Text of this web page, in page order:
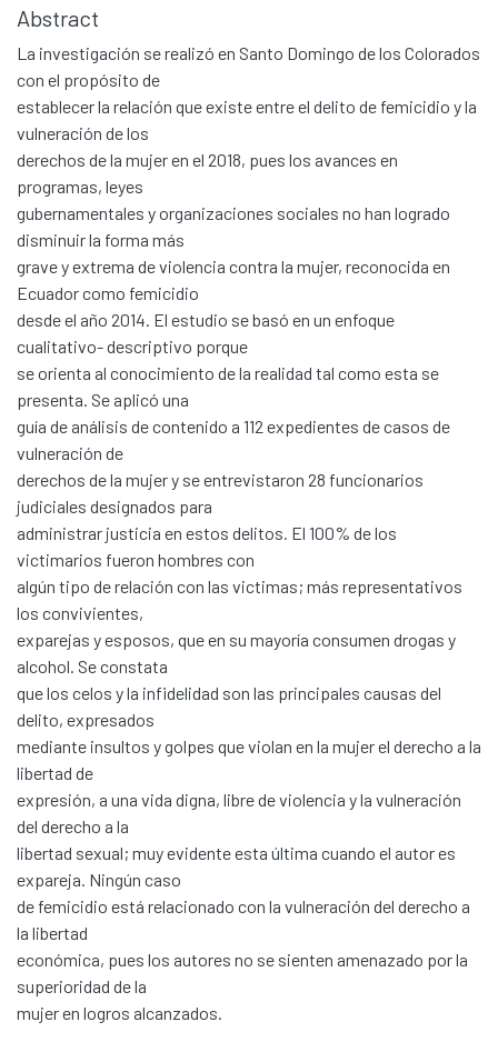
Communities & Collections
All of DSpace
Statistics
Contacto
Abstract
La investigación se realizó en Santo Domingo de los Colorados
con el propósito de
establecer la relación que existe entre el delito de femicidio y la
vulneración de los
derechos de la mujer en el 2018, pues los avances en
programas, leyes
gubernamentales y organizaciones sociales no han logrado
disminuir la forma más
grave y extrema de violencia contra la mujer, reconocida en
Ecuador como femicidio
desde el año 2014. El estudio se basó en un enfoque
cualitativo- descriptivo porque
se orienta al conocimiento de la realidad tal como esta se
presenta. Se aplicó una
guía de análisis de contenido a 112 expedientes de casos de
vulneración de
derechos de la mujer y se entrevistaron 28 funcionarios
judiciales designados para
administrar justicia en estos delitos. El 100% de los
victimarios fueron hombres con
algún tipo de relación con las victimas; más representativos
los convivientes,
exparejas y esposos, que en su mayoría consumen drogas y
alcohol. Se constata
que los celos y la infidelidad son las principales causas del
delito, expresados
mediante insultos y golpes que violan en la mujer el derecho a la
libertad de
expresión, a una vida digna, libre de violencia y la vulneración
del derecho a la
libertad sexual; muy evidente esta última cuando el autor es
expareja. Ningún caso
de femicidio está relacionado con la vulneración del derecho a
la libertad
económica, pues los autores no se sienten amenazado por la
superioridad de la
mujer en logros alcanzados.